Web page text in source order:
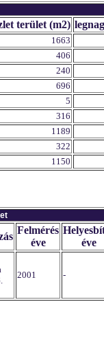
terület (m2)
1663
406
240
696
5
316
1189
322
1150
Felmérés
éve
éve
2001 -